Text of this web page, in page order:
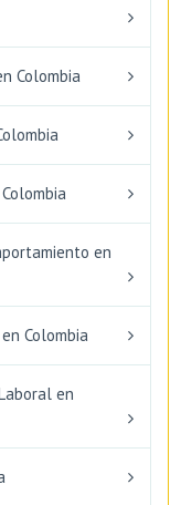
Colombia
en
Colombia
en